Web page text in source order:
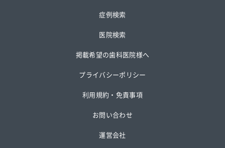
症例検索
医院検索
掲載希望の歯科医院様へ
プライバシーポリシー
利用規約・免責事項
お問い合わせ
運営会社